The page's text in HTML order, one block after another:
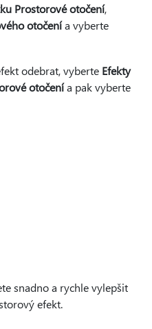
Prostorové otočení,
otočenía vyberte
odebrat, vyberte Efekty
otočenía pak vyberte
snadno a rychle vylepšit
efekt.